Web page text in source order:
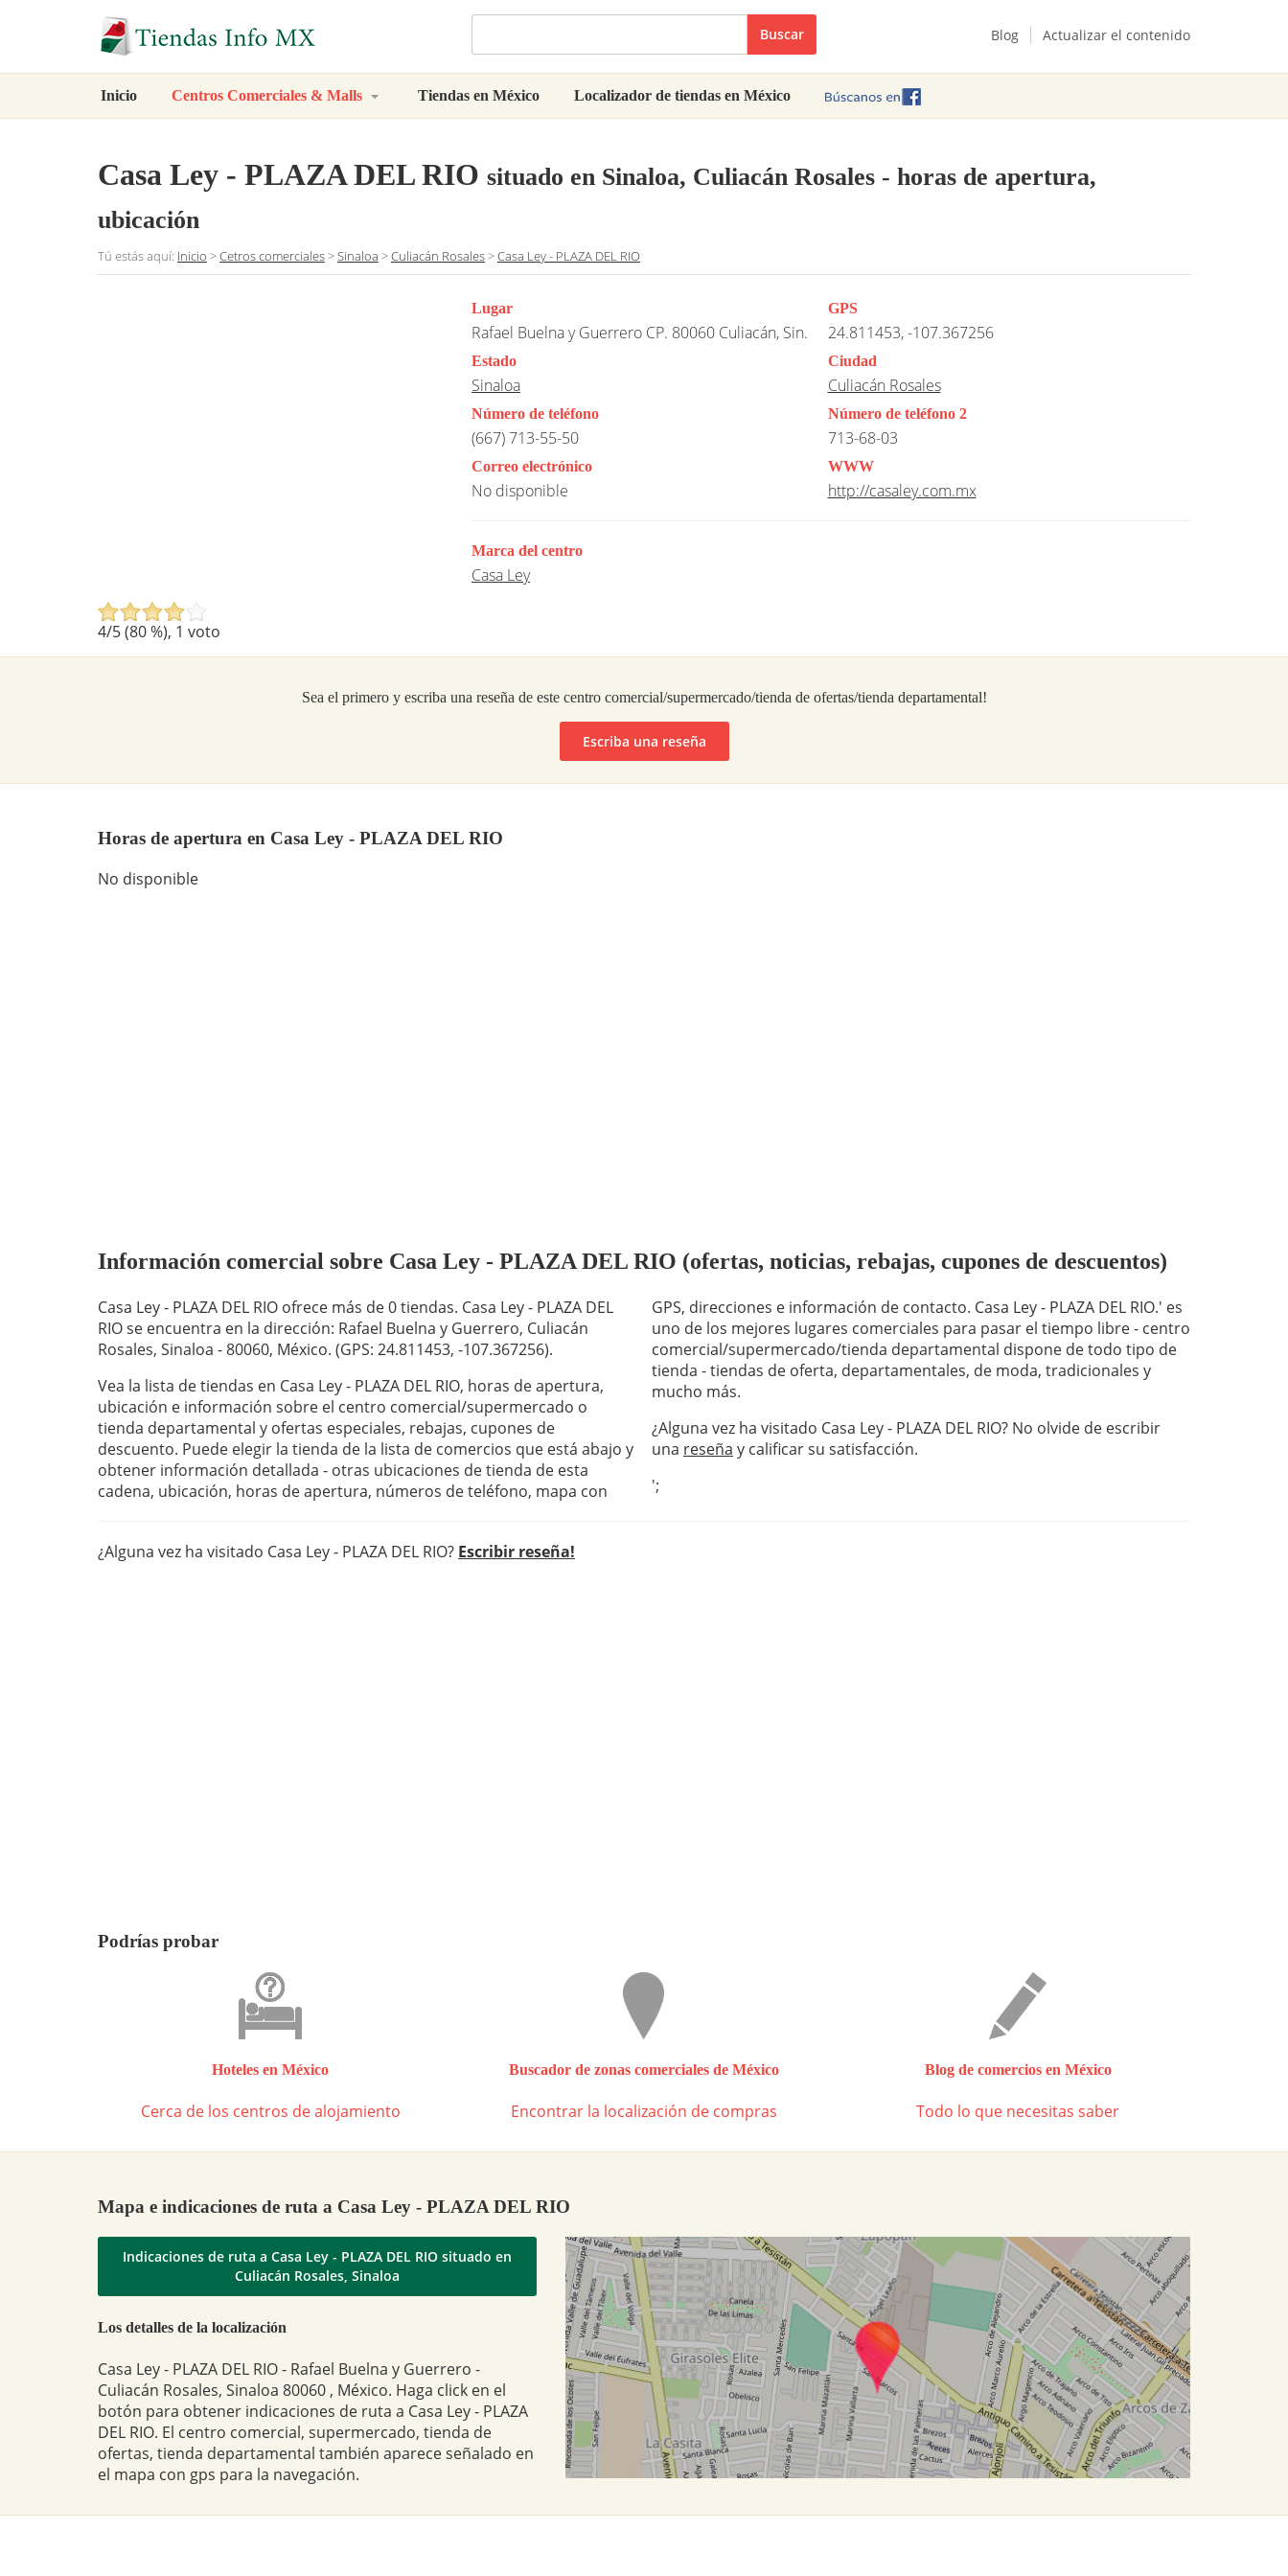
Buscar Blog Actualizar el contenido
Inicio Centros Comerciales & Malls Tiendas en México Localizador de tiendas en México
Casa Ley - PLAZA DEL RIO situado en Sinaloa, Culiacán Rosales - horas de apertura,
ubicación
Tú estás aquí: Inicio >Cetros comerciales>Sinaloa >Culiacán Rosales>Casa Ley - PLAZA DEL RIO
4/5 (80%), 1 voto
Lugar
Rafael Buelna y Guerrero CP. 80060 Culiacán, Sin.
GPS
24.811453, -107.367256
Estado
Sinaloa
Ciudad
Culiacán Rosales
Número de teléfono
(667) 713-55-50
Número de teléfono 2
713-68-03
Correo electrónico
No disponible
WWW
http://casaley.com.mx
Marca del centro
Casa Ley
Sea el primero y escriba una reseña de este centro comercial/supermercado/tienda de ofertas/tienda departamental!
Escriba una reseña
Horas de apertura en Casa Ley - PLAZA DEL RIO
No disponible
Información comercial sobre Casa Ley - PLAZA DEL RIO (ofertas, noticias, rebajas, cupones de descuentos)
Casa Ley - PLAZA DEL RIO ofrece más de 0 tiendas. Casa Ley - PLAZA DEL
RIO se encuentra en la dirección: Rafael Buelna y Guerrero, Culiacán
Rosales, Sinaloa - 80060, México. (GPS: 24.811453, -107.367256).
Vea la lista de tiendas en Casa Ley - PLAZA DEL RIO, horas de apertura,
ubicación e información sobre el centro comercial/supermercado o
tienda departamental y ofertas especiales, rebajas, cupones de
descuento. Puede elegir la tienda de la lista de comercios que está abajo y
obtener información detallada - otras ubicaciones de tienda de esta
cadena, ubicación, horas de apertura, números de teléfono, mapa con
GPS, direcciones e información de contacto. Casa Ley - PLAZA DEL RIO.' es
uno de los mejores lugares comerciales para pasar el tiempo libre - centro
comercial/supermercado/tienda departamental dispone de todo tipo de
tienda - tiendas de oferta, departamentales, de moda, tradicionales y
mucho más.
¿Alguna vez ha visitado Casa Ley - PLAZA DEL RIO? No olvide de escribir
una reseña y calificar su satisfacción.
';
¿Alguna vez ha visitado Casa Ley - PLAZA DEL RIO? Escribir reseña!
Podrías probar
Hoteles en México
Cerca de los centros de alojamiento
Buscador de zonas comerciales de México
Encontrar la localización de compras
Blog de comercios en México
Todo lo que necesitas saber
Mapa e indicaciones de ruta a Casa Ley - PLAZA DEL RIO
Indicaciones de ruta a Casa Ley - PLAZA DEL RIO situado en
Culiacán Rosales, Sinaloa
Los detalles de la localización
Casa Ley - PLAZA DEL RIO - Rafael Buelna y Guerrero -
Culiacán Rosales, Sinaloa 80060 , México. Haga click en el
botón para obtener indicaciones de ruta a Casa Ley - PLAZA
DEL RIO. El centro comercial, supermercado, tienda de
ofertas, tienda departamental también aparece señalado en
el mapa con gps para la navegación.